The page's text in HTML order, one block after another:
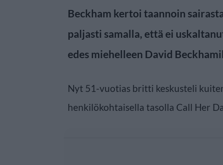
Beckham kertoi taannoin
paljasti samalla, että ei
edes miehelleen David
Nyt 51-vuotias britti keskusteli
henkilökohtaisella tasolla Call Her